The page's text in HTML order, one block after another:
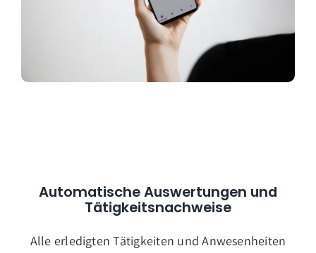
Automatische Auswertungen und
Tätigkeitsnachweise
Alle erledigten Tätigkeiten und Anwesenheiten